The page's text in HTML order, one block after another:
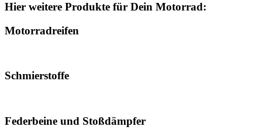
Hier weitere Produkte für Dein Motorrad:
Motorradreifen
Schmierstoffe
Federbeine und Stoßdämpfer